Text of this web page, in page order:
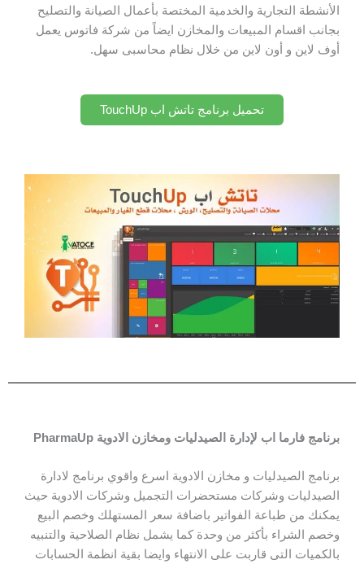
الأنشطة التجارية والخدمية المختصة بأعمال الصيانة والتصليح
بجانب اقسام المبيعات والمخازن ايضاً من شركة فاتوس يعمل
أوف لاين و أون لاين من خلال نظام محاسبى سهل.
تحميل برنامج تاتش اب TouchUp
برنامج فارما اب لإدارة الصيدليات ومخازن الادوية PharmaUp
برنامج الصيدليات و مخازن الادوية اسرع واقوي برنامج لادارة
الصيدليات وشركات مستحضرات التجميل وشركات الادوية حيث
يمكنك من طباعة الفواتير باضافة سعر المستهلك وخصم البيع
وخصم الشراء بأكثر من وحدة كما يشمل نظام الصلاحية والتنبيه
بالكميات التى قاربت على الانتهاء وايضا بقية انظمة الحسابات